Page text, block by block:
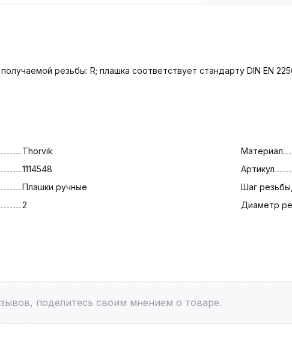
резьбы: R; плашка соответствует стандарту DIN EN
Thorvik
1114548
Плашки ручные
2
Материал
Артикул
Шаг
Диаметр
поделитесь своим мнением о товаре.